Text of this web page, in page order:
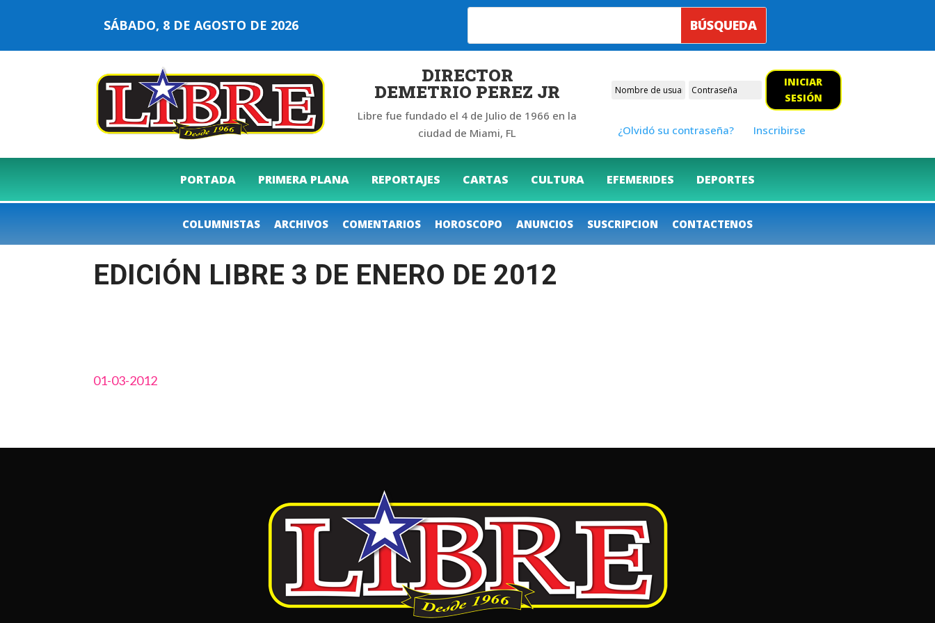
SÁBADO, 8 DE AGOSTO DE 2026
DIRECTOR
DEMETRIO PEREZ JR
Libre fue fundado el 4 de Julio de 1966 en la
ciudad de Miami, FL
INICIAR
SESIÓN
¿Olvidó su contraseña? Inscribirse
PORTADA PRIMERA PLANA REPORTAJES CARTAS CULTURA EFEMERIDES DEPORTES
COLUMNISTAS ARCHIVOS COMENTARIOS HOROSCOPO ANUNCIOS SUSCRIPCION CONTACTENOS
EDICIÓN LIBRE 3 DE ENERO DE 2012
01-03-2012